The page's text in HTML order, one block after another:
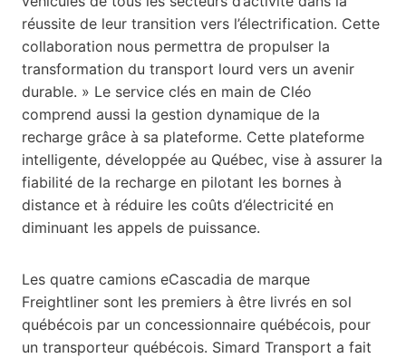
réussite de leur transition vers l’électrification. Cette
collaboration nous permettra de propulser la
transformation du transport lourd vers un avenir
durable. » Le service clés en main de Cléo
comprend aussi la gestion dynamique de la
recharge grâce à sa plateforme. Cette plateforme
intelligente, développée au Québec, vise à assurer la
fiabilité de la recharge en pilotant les bornes à
distance et à réduire les coûts d’électricité en
diminuant les appels de puissance.
Les quatre camions eCascadia de marque
Freightliner sont les premiers à être livrés en sol
québécois par un concessionnaire québécois, pour
un transporteur québécois. Simard Transport a fait